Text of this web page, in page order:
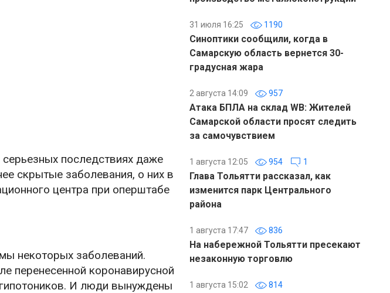
последствиях даже
скрытые заболевания, о них в
центра при оперштабе
некоторых заболеваний.
перенесенной коронавирусной
И люди вынуждены
31 июля 16:25 1190
Синоптики сообщили, когда в
Самарскую область вернется 30-
градусная жара
2 августа 14:09 957
Атака БПЛА на склад WB: Жителей
Самарской области просят следить
за самочувствием
1 августа 12:05 954 1
Глава Тольятти рассказал, как
изменится парк Центрального
района
1 августа 17:47 836
На набережной Тольятти пресекают
незаконную торговлю
1 августа 15:02 814